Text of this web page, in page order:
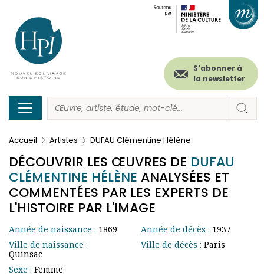
contenu
principal
Menu
secondaire
(header)
S'abonner à
la newsletter
Accueil Artistes DUFAU Clémentine Hélène
DÉCOUVRIR LES ŒUVRES DE DUFAU
CLÉMENTINE HÉLÈNE ANALYSÉES ET
COMMENTÉES PAR LES EXPERTS DE
L'HISTOIRE PAR L'IMAGE
Année de naissance : 1869
Ville de naissance :
Quinsac
Sexe : Femme
Année de décès : 1937
Ville de décès : Paris